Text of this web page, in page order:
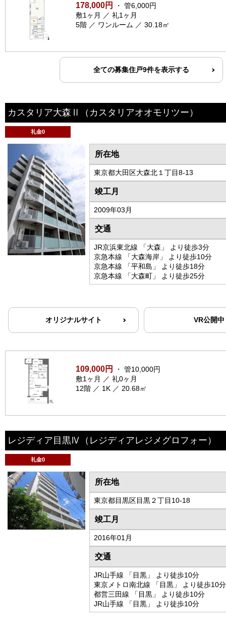
178,000円
・ 管6,000円
敷1ヶ月 ／ 礼1ヶ月
5階 ／ ワンルーム ／ 30.18㎡
全ての募集住戸9件を表示する
カスタリア大森Ⅱ （カスタリアオオモリツー）
礼金0
所在地
東京都大田区大森北１丁目8-13
竣工月
2009年03月
交通
JR京浜東北線 「大森」 より徒歩3分
京急本線 「大森海岸」 より徒歩10分
京急本線 「平和島」 より徒歩18分
京急本線 「大森町」 より徒歩25分
オリジナルサイト VR公開中
109,000円
・ 管10,000円
敷1ヶ月 ／ 礼0ヶ月
12階 ／ 1K ／ 20.68㎡
レジディア目黒Ⅳ （レジディアレジメグロフォー）
礼金0
所在地
東京都目黒区目黒２丁目10-18
竣工月
2016年01月
交通
JR山手線 「目黒」 より徒歩10分
東京メトロ南北線 「目黒」 より徒歩10分
都営三田線 「目黒」 より徒歩10分
JR山手線 「目黒」 より徒歩10分